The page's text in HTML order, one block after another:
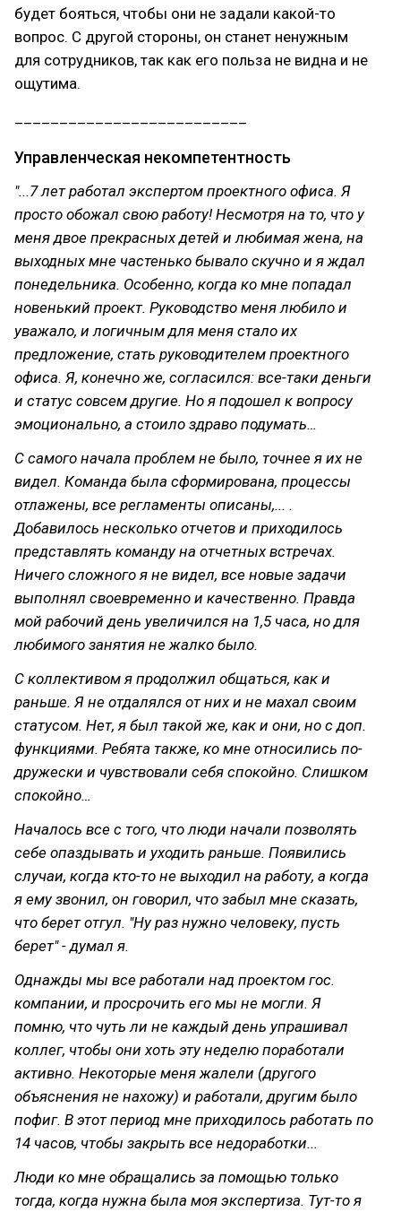
будет бояться, чтобы они не задали какой-то
вопрос. С другой стороны, он станет ненужным
для сотрудников, так как его польза не видна и не
ощутима.
Управленческая некомпетентность
"...7 лет работал экспертом проектного офиса. Я
просто обожал свою работу! Несмотря на то, что у
меня двое прекрасных детей и любимая жена, на
выходных мне частенько бывало скучно и я ждал
понедельника. Особенно, когда ко мне попадал
новенький проект. Руководство меня любило и
уважало, и логичным для меня стало их
предложение, стать руководителем проектного
офиса. Я, конечно же, согласился: все-таки деньги
и статус совсем другие. Но я подошел к вопросу
эмоционально, а стоило здраво подумать…
С самого начала проблем не было, точнее я их не
видел. Команда была сформирована, процессы
отлажены, все регламенты описаны,... .
Добавилось несколько отчетов и приходилось
представлять команду на отчетных встречах.
Ничего сложного я не видел, все новые задачи
выполнял своевременно и качественно. Правда
мой рабочий день увеличился на 1,5 часа, но для
любимого занятия не жалко было.
С коллективом я продолжил общаться, как и
раньше. Я не отдалялся от них и не махал своим
статусом. Нет, я был такой же, как и они, но с доп.
функциями. Ребята также, ко мне относились по-
дружески и чувствовали себя спокойно. Слишком
спокойно…
Началось все с того, что люди начали позволять
себе опаздывать и уходить раньше. Появились
случаи, когда кто-то не выходил на работу, а когда
я ему звонил, он говорил, что забыл мне сказать,
что берет отгул. "Ну раз нужно человеку, пусть
берет" - думал я.
Однажды мы все работали над проектом гос.
компании, и просрочить его мы не могли. Я
помню, что чуть ли не каждый день упрашивал
коллег, чтобы они хоть эту неделю поработали
активно. Некоторые меня жалели (другого
объяснения не нахожу) и работали, другим было
пофиг. В этот период мне приходилось работать по
14 часов, чтобы закрыть все недоработки...
Люди ко мне обращались за помощью только
тогда, когда нужна была моя экспертиза. Тут-то я